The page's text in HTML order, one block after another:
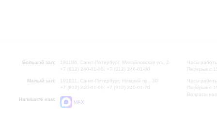
Большой зал:
191186, Санкт-Петербург, Михайловская ул., 2
+7 (812) 240-01-00, +7 (812) 240-01-80
Малый зал:
191011, Санкт-Петербург, Невский пр., 30
+7 (812) 240-01-00, +7 (812) 240-01-70
Напишите нам:
MAX
Часы
Перерыв с
Часы
Перерыв с
Вопросы